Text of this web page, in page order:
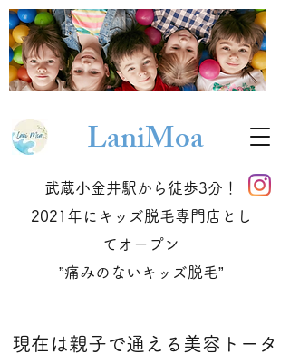
武蔵小金井駅から徒歩3分！
2021年にキッズ脱毛専門店とし
てオープン
​”痛みのないキッズ脱毛”
LaniMoa
現在は親子で通える美容トータ